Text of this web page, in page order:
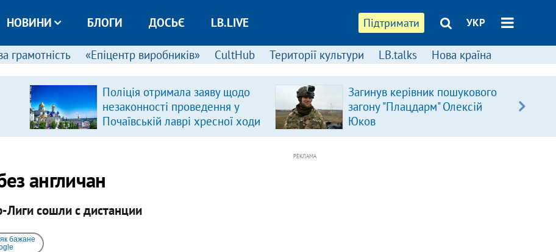
Підтримати УКР
НОВИНИ БЛОГИ ДОСЬЄ LB.LIVE
грамотність «Епіцентр виробників» CultHub Території культури LB.talks Нова країна
Поліція отримала заяву щодо
незаконності проведення у
Почаївській лаврі хресної ходи
Загинув керівник пошукового
загону "Плацдарм" Олексій
Юков
англичан
Лиги сошли с дистанции
бажане
РЕКЛАМА